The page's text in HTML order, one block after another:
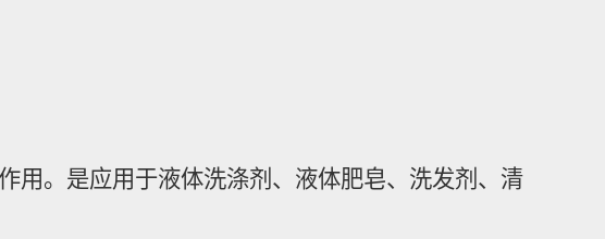
用。是应用于液体洗涤剂、液体肥皂、洗发剂、清